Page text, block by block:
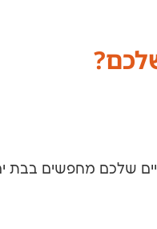
שלכם מחפשים בבת